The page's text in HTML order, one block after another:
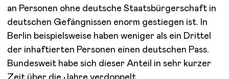
an Personen ohne deutsche Staatsbürgerschaft in
deutschen Gefängnissen enorm gestiegen ist. In
Berlin beispielsweise haben weniger als ein Drittel
der inhaftierten Personen einen deutschen Pass.
Bundesweit habe sich dieser Anteil in sehr kurzer